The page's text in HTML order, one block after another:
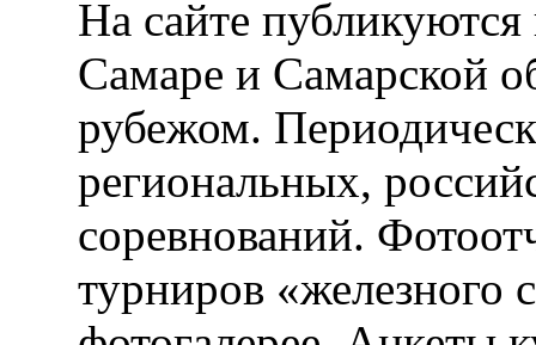
На сайте публикуются
Самаре и Самарской
рубежом.
региональных,
соревнований.
турниров «железного